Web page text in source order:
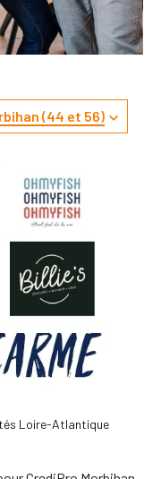
(44 et 56)
Loire-Atlantique